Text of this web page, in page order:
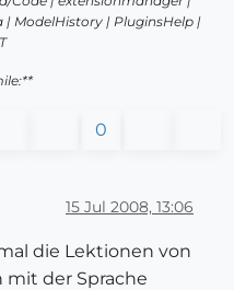
| ModelHistory | PluginsHelp |
0
15 Jul 2008, 13:06
die Lektionen von
der Sprache